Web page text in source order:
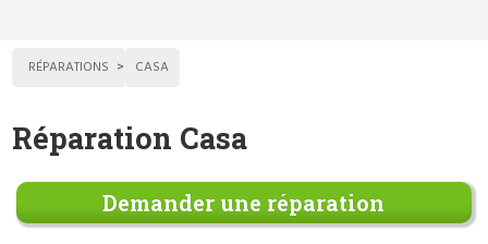
RÉPARATIONS CASA
Réparation Casa
Demander une réparation